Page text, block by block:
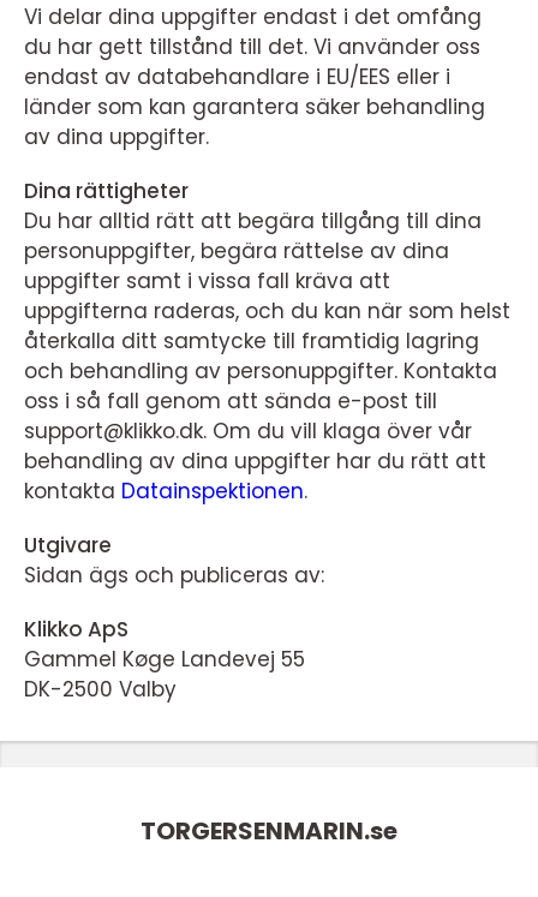
Vi delar dina uppgifter endast i det omfång
du har gett tillstånd till det. Vi använder oss
endast av databehandlare i EU/EES eller i
länder som kan garantera säker behandling
av dina uppgifter.
Dina rättigheter
Du har alltid rätt att begära tillgång till dina
personuppgifter, begära rättelse av dina
uppgifter samt i vissa fall kräva att
uppgifterna raderas, och du kan när som helst
återkalla ditt samtycke till framtidig lagring
och behandling av personuppgifter. Kontakta
oss i så fall genom att sända e-post till
support@klikko.dk. Om du vill klaga över vår
behandling av dina uppgifter har du rätt att
kontakta Datainspektionen.
Utgivare
Sidan ägs och publiceras av:
Klikko ApS
Gammel Køge Landevej 55
DK-2500 Valby
TORGERSENMARIN.se